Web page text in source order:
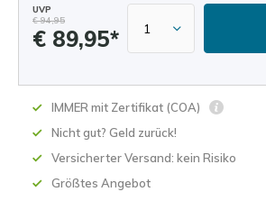
UVP
€ 94,95
€ 89,95*
IMMER mit Zertifikat (COA)
Nicht gut? Geld zurück!
Versicherter Versand: kein Risiko
Größtes Angebot